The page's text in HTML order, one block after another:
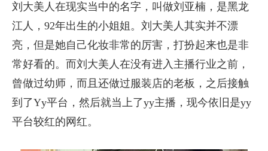
刘大美人在现实当中的名字，叫做刘亚楠，是黑龙
江人，92年出生的小姐姐。刘大美人其实并不漂
亮，但是她自己化妆非常的厉害，打扮起来也是非
常好看的。而刘大美人在没有进入主播行业之前，
曾做过幼师，而且还做过服装店的老板，之后接触
到了Yy平台，然后就当上了yy主播，现今依旧是yy
平台较红的网红。